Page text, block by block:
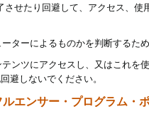
させたり回避して、アクセス、
ターによるものかを判断するた
ンツにアクセスし、又はこれ
避しないでください。
エンサー・プログラム・